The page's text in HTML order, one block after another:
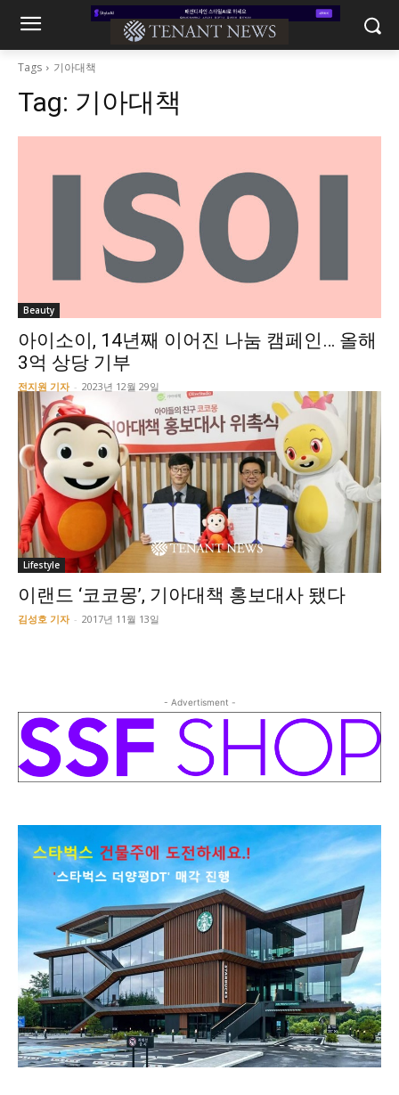
Tags 기아대책
Tag: 기아대책
Beauty
아이소이, 14년째 이어진 나눔 캠페인… 올해
3억 상당 기부
전지원 기자 - 2023년 12월 29일
Lifestyle
이랜드 ‘코코몽’, 기아대책 홍보대사 됐다
김성호 기자 - 2017년 11월 13일
- Advertisment -